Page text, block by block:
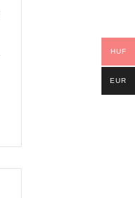
HUF
EUR